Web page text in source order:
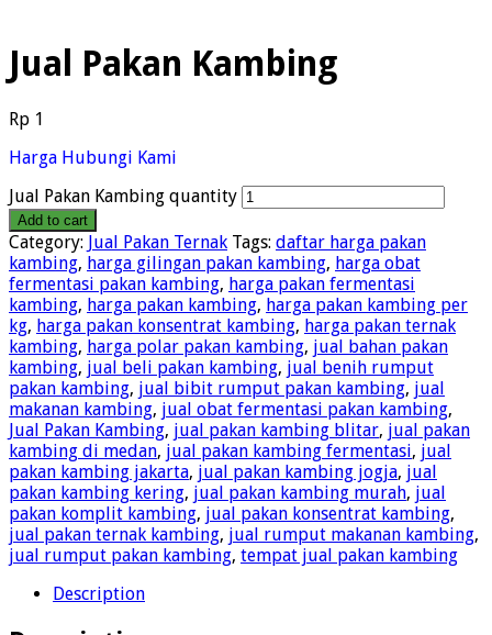
Jual Pakan Kambing
Rp 1
Harga Hubungi Kami
Jual Pakan Kambing quantity
Add to cart
Category: Jual Pakan Ternak Tags: daftar harga pakan
kambing, harga gilingan pakan kambing, harga obat
fermentasi pakan kambing, harga pakan fermentasi
kambing, harga pakan kambing, harga pakan kambing per
kg, harga pakan konsentrat kambing, harga pakan ternak
kambing, harga polar pakan kambing, jual bahan pakan
kambing, jual beli pakan kambing, jual benih rumput
pakan kambing, jual bibit rumput pakan kambing, jual
makanan kambing, jual obat fermentasi pakan kambing,
Jual Pakan Kambing, jual pakan kambing blitar, jual pakan
kambing di medan, jual pakan kambing fermentasi, jual
pakan kambing jakarta, jual pakan kambing jogja, jual
pakan kambing kering, jual pakan kambing murah, jual
pakan komplit kambing, jual pakan konsentrat kambing,
jual pakan ternak kambing, jual rumput makanan kambing,
jual rumput pakan kambing, tempat jual pakan kambing
Description